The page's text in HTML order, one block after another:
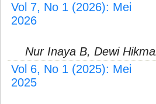
Vol 7, No 1 (2026): Mei
2026
Nur Inaya B, Dewi
Vol 6, No 1 (2025): Mei
2025